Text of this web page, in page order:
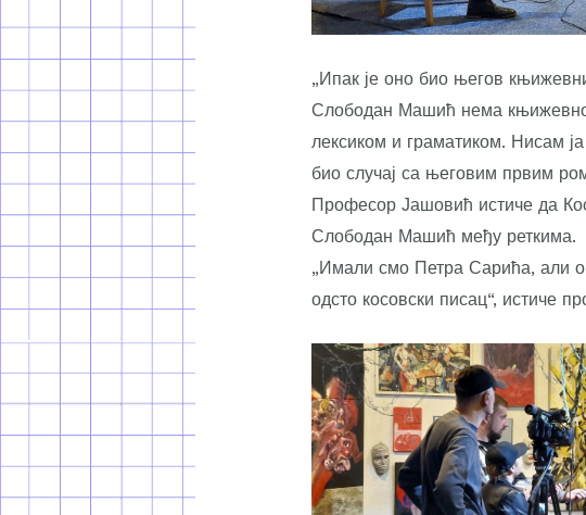
„Ипак је оно био његов
Слободан Машић нема књижевно
лексиком и граматиком. Нисам
био случај са његовим првим
Професор Јашовић истиче да
Слободан Машић међу реткима.
„Имали смо Петра Сарића, али
одсто косовски писац“, истиче